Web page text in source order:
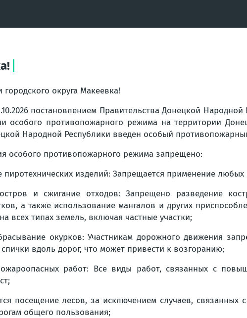
округа Макеевка!
постановлением Правительства Донецкой
особого противопожарного режима на территории
Народной Республики введен особый
особого противопожарного режима запрещено:
пиротехнических изделий: Запрещается применение
и сжигание отходов: Запрещено разведение
а также использование мангалов и других
всех типах земель, включая частные участки;
окурков: Участникам дорожного движения
вдоль дорог, что может привести к возгоранию;
работ: Все виды работ, связанных с
посещение лесов, за исключением случаев, связанных
общего пользования;